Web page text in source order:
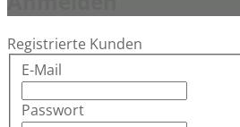
Registrierte Kunden
E-Mail
Passwort